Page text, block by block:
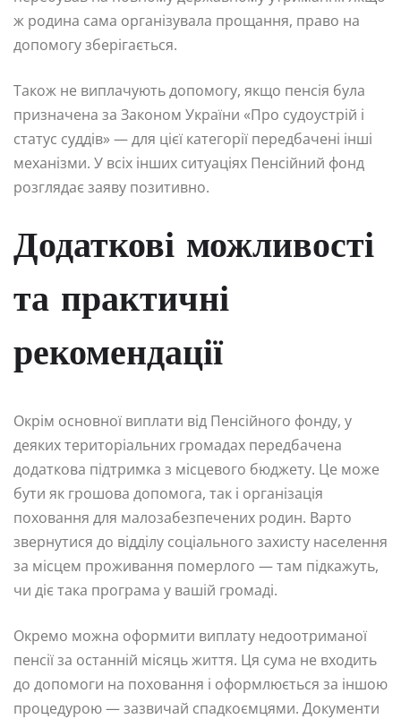
ж родина сама організувала прощання, право на
допомогу зберігається.
Також не виплачують допомогу, якщо пенсія була
призначена за Законом України «Про судоустрій і
статус суддів» — для цієї категорії передбачені інші
механізми. У всіх інших ситуаціях Пенсійний фонд
розглядає заяву позитивно.
Додаткові можливості
та практичні
рекомендації
Окрім основної виплати від Пенсійного фонду, у
деяких територіальних громадах передбачена
додаткова підтримка з місцевого бюджету. Це може
бути як грошова допомога, так і організація
поховання для малозабезпечених родин. Варто
звернутися до відділу соціального захисту населення
за місцем проживання померлого — там підкажуть,
чи діє така програма у вашій громаді.
Окремо можна оформити виплату недоотриманої
пенсії за останній місяць життя. Ця сума не входить
до допомоги на поховання і оформлюється за іншою
процедурою — зазвичай спадкоємцями. Документи